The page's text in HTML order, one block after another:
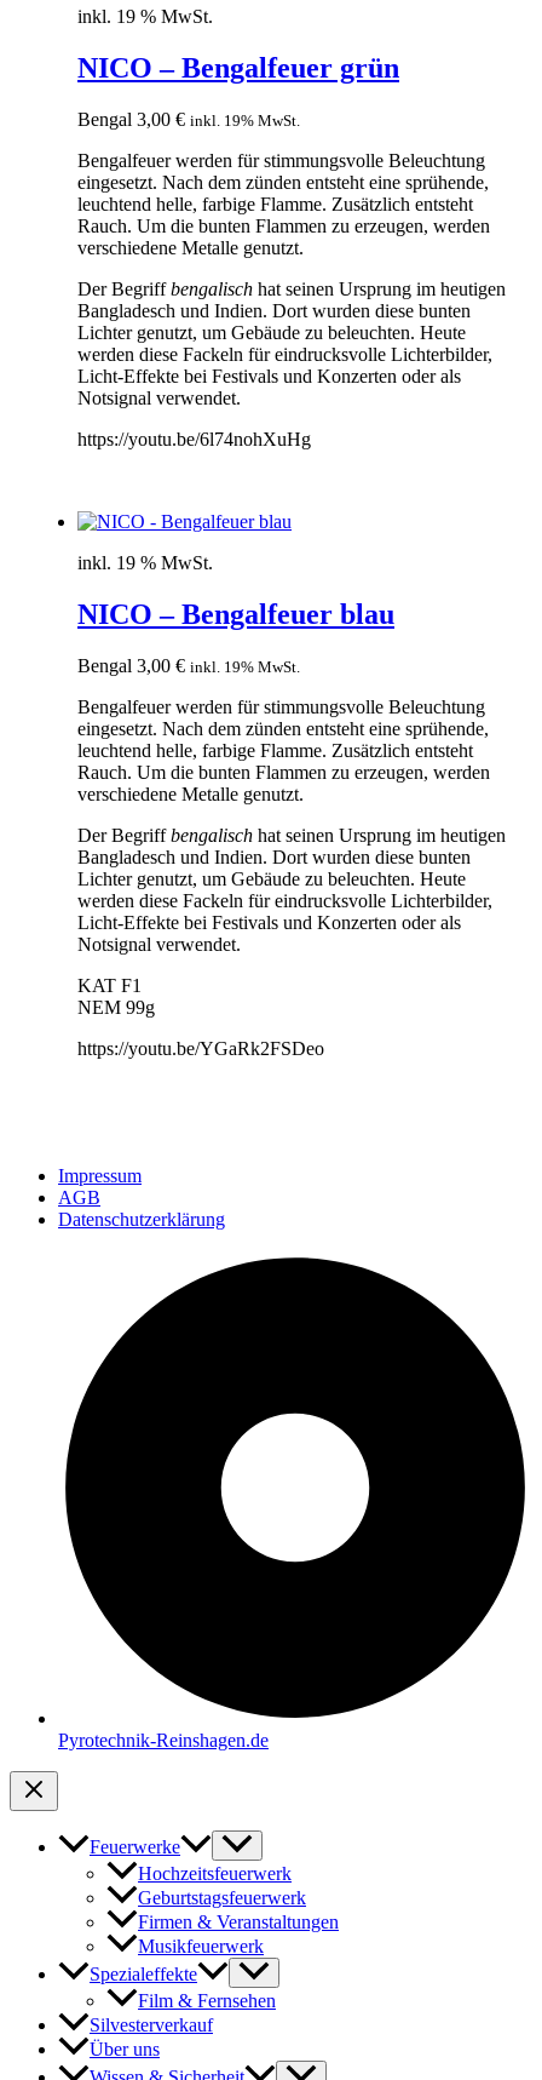
inkl. 19 % MwSt.
NICO – Bengalfeuer grün
Bengal 3,00 € inkl. 19% MwSt.
Bengalfeuer werden für stimmungsvolle Beleuchtung
eingesetzt. Nach dem zünden entsteht eine sprühende,
leuchtend helle, farbige Flamme. Zusätzlich entsteht
Rauch. Um die bunten Flammen zu erzeugen, werden
verschiedene Metalle genutzt.
Der Begriffbengalisch hat seinen Ursprung im heutigen
Bangladesch und Indien. Dort wurden diese bunten
Lichter genutzt, um Gebäude zu beleuchten. Heute
werden diese Fackeln für eindrucksvolle Lichterbilder,
Licht-Effekte bei Festivals und Konzerten oder als
Notsignal verwendet.
https://youtu.be/6l74nohXuHg
inkl. 19 % MwSt.
NICO – Bengalfeuer blau
Bengal 3,00 € inkl. 19% MwSt.
Bengalfeuer werden für stimmungsvolle Beleuchtung
eingesetzt. Nach dem zünden entsteht eine sprühende,
leuchtend helle, farbige Flamme. Zusätzlich entsteht
Rauch. Um die bunten Flammen zu erzeugen, werden
verschiedene Metalle genutzt.
Der Begriffbengalisch hat seinen Ursprung im heutigen
Bangladesch und Indien. Dort wurden diese bunten
Lichter genutzt, um Gebäude zu beleuchten. Heute
werden diese Fackeln für eindrucksvolle Lichterbilder,
Licht-Effekte bei Festivals und Konzerten oder als
Notsignal verwendet.
KAT F1
NEM 99g
https://youtu.be/YGaRk2FSDeo
Impressum
AGB
Datenschutzerklärung
Pyrotechnik-Reinshagen.de
Feuerwerke
Hochzeitsfeuerwerk
Geburtstagsfeuerwerk
Firmen & Veranstaltungen
Musikfeuerwerk
Spezialeffekte
Film & Fernsehen
Silvesterverkauf
Über uns